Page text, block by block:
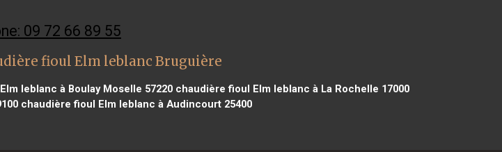
09 72 66 89 55
fioul Elm leblanc Bruguière
leblanc à Boulay Moselle 57220 chaudière fioul Elm leblanc à La Rochelle 17000
chaudière fioul Elm leblanc à Audincourt 25400